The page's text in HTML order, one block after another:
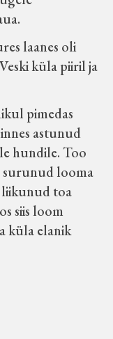
laanes oli
küla piiril ja
pimedas
astunud
hundile. Too
surunud looma
liikunud toa
siis loom
küla elanik